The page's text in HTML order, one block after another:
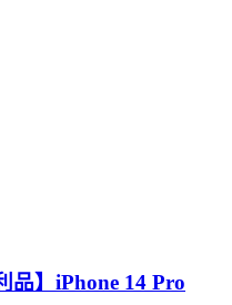
品】iPhone 14 Pro